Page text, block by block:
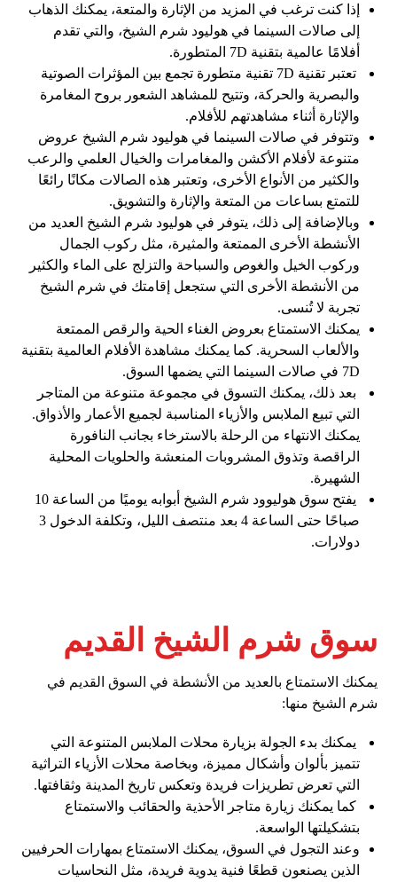
إذا كنت ترغب في المزيد من الإثارة والمتعة، يمكنك الذهاب
إلى صالات السينما في هوليود شرم الشيخ، والتي تقدم
أفلامًا عالمية بتقنية 7D المتطورة.
تعتبر تقنية 7D تقنية متطورة تجمع بين المؤثرات الصوتية
والبصرية والحركة، وتتيح للمشاهد الشعور بروح المغامرة
والإثارة أثناء مشاهدتهم للأفلام.
وتتوفر في صالات السينما في هوليود شرم الشيخ عروض
متنوعة لأفلام الأكشن والمغامرات والخيال العلمي والرعب
والكثير من الأنواع الأخرى، وتعتبر هذه الصالات مكانًا رائعًا
للتمتع بساعات من المتعة والإثارة والتشويق.
وبالإضافة إلى ذلك، يتوفر في هوليود شرم الشيخ العديد من
الأنشطة الأخرى الممتعة والمثيرة، مثل ركوب الجمال
وركوب الخيل والغوص والسباحة والتزلج على الماء والكثير
من الأنشطة الأخرى التي ستجعل إقامتك في شرم الشيخ
تجربة لا تُنسى.
يمكنك الاستمتاع بعروض الغناء الحية والرقص الممتعة
والألعاب السحرية. كما يمكنك مشاهدة الأفلام العالمية بتقنية
7D في صالات السينما التي يضمها السوق.
بعد ذلك، يمكنك التسوق في مجموعة متنوعة من المتاجر
التي تبيع الملابس والأزياء المناسبة لجميع الأعمار والأذواق.
يمكنك الانتهاء من الرحلة بالاسترخاء بجانب النافورة
الراقصة وتذوق المشروبات المنعشة والحلويات المحلية
الشهيرة.
يفتح سوق هوليوود شرم الشيخ أبوابه يوميًا من الساعة 10
صباحًا حتى الساعة 4 بعد منتصف الليل، وتكلفة الدخول 3
دولارات.
سوق شرم الشيخ القديم
يمكنك الاستمتاع بالعديد من الأنشطة في السوق القديم في
شرم الشيخ منها:
يمكنك بدء الجولة بزيارة محلات الملابس المتنوعة التي
تتميز بألوان وأشكال مميزة، وبخاصة محلات الأزياء التراثية
التي تعرض تطريزات فريدة وتعكس تاريخ المدينة وثقافتها.
كما يمكنك زيارة متاجر الأحذية والحقائب والاستمتاع
بتشكيلتها الواسعة.
وعند التجول في السوق، يمكنك الاستمتاع بمهارات الحرفيين
الذين يصنعون قطعًا فنية يدوية فريدة، مثل النحاسيات